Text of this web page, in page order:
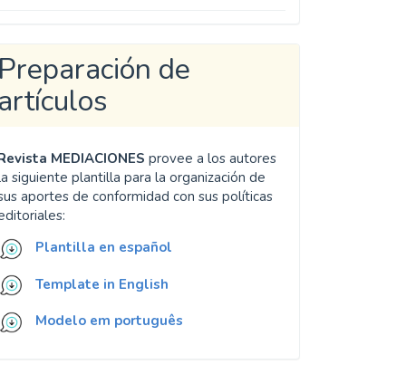
de
MEDIACIONES provee a los autores
siguiente plantilla para la organización de
aportes de conformidad con sus políticas
Plantilla en español
Template in English
Modelo em português